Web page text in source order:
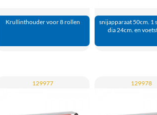
Krullinthouder voor 8 rollen
snijapparaat 50cm. 1
dia 24cm. en
129977 129978